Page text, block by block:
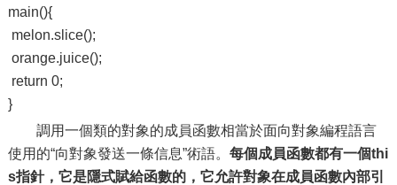
main(){
melon.slice();
orange.juice();
return 0;
}
調用一個類的對象的成員函數相當於面向對象編程語言
使用的“向對象發送一條信息”術語。 每個成員函數都有一個thi
s指針，它是隱式賦給函數的，它允許對象在成員函數內部引